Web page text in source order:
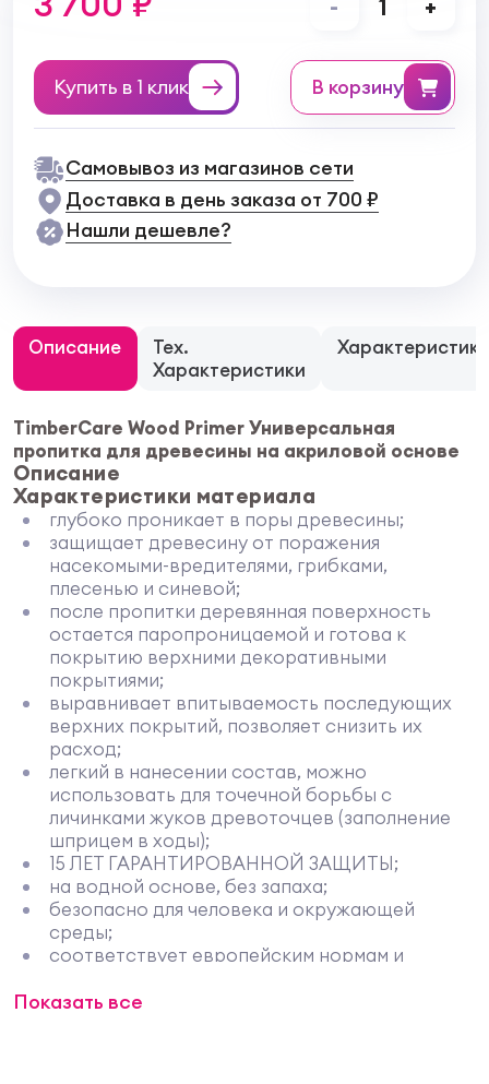
- 1 +
Купить в 1 клик в корзину
Самовывоз из магазинов сети
Доставка в день заказа от 700 ₽
Нашли дешевле?
Описание
Тех.
Характеристики
Характеристики
TimberCare Wood Primer Универсальная
пропитка для древесины на акриловой основе
Описание
Характеристики материала
глубоко проникает в поры древесины;
защищает древесину от поражения
насекомыми-вредителями, грибками,
плесенью и синевой;
после пропитки деревянная поверхность
остается паропроницаемой и готова к
покрытию верхними декоративными
покрытиями;
выравнивает впитываемость последующих
верхних покрытий, позволяет снизить их
расход;
легкий в нанесении состав, можно
использовать для точечной борьбы с
личинками жуков древоточцев (заполнение
шприцем в ходы);
15 ЛЕТ ГАРАНТИРОВАННОЙ ЗАЩИТЫ;
на водной основе, без запаха;
безопасно для человека и окружающей
среды;
соответствует европейским нормам и
готовый к применению состав, не требует
Показать все